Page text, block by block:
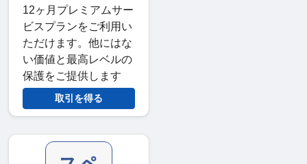
12ヶ月プレミアムサー
ビスプランをご利用い
ただけます。他にはな
い価値と最高レベルの
保護をご提供します
取引を得る